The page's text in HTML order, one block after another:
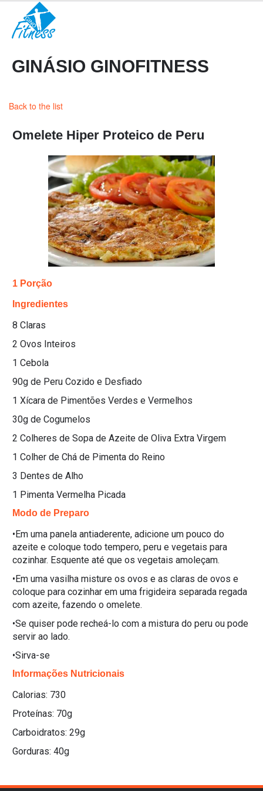
GINÁSIO GINOFITNESS
Back to the list
Omelete Hiper Proteico de Peru
1 Porção
Ingredientes
8 Claras
2 Ovos Inteiros
1 Cebola
90g de Peru Cozido e Desfiado
1 Xícara de Pimentões Verdes e Vermelhos
30g de Cogumelos
2 Colheres de Sopa de Azeite de Oliva Extra Virgem
1 Colher de Chá de Pimenta do Reino
3 Dentes de Alho
1 Pimenta Vermelha Picada
Modo de Preparo
•Em uma panela antiaderente, adicione um pouco do
azeite e coloque todo tempero, peru e vegetais para
cozinhar. Esquente até que os vegetais amoleçam.
•Em uma vasilha misture os ovos e as claras de ovos e
coloque para cozinhar em uma frigideira separada regada
com azeite, fazendo o omelete.
•Se quiser pode recheá-lo com a mistura do peru ou pode
servir ao lado.
•Sirva-se
Informações Nutricionais
Calorias: 730
Proteínas: 70g
Carboidratos: 29g
Gorduras: 40g